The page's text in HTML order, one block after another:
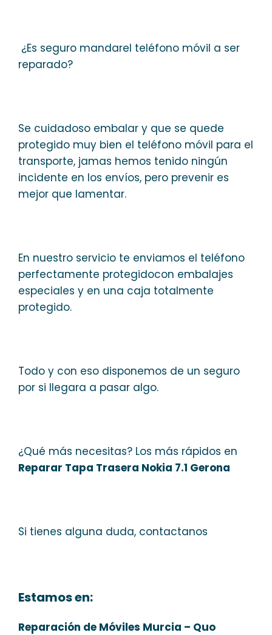
¿Es seguro mandarel teléfono móvil a ser
reparado?
Se cuidadoso embalar y que se quede
protegido muy bien el teléfono móvil para el
transporte, jamas hemos tenido ningún
incidente en los envíos, pero prevenir es
mejor que lamentar.
En nuestro servicio te enviamos el teléfono
perfectamente protegidocon embalajes
especiales y en una caja totalmente
protegido.
Todo y con eso disponemos de un seguro
por si llegara a pasar algo.
¿Qué más necesitas? Los más rápidos en
Reparar Tapa Trasera Nokia 7.1 Gerona
Si tienes alguna duda, contactanos
Estamos en:
Reparación de Móviles Murcia – Quo